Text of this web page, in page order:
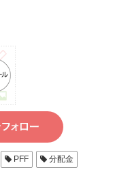
PFF 分配金